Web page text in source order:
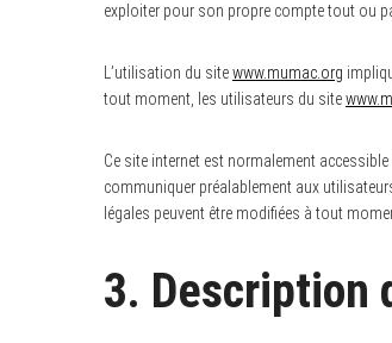
exploiter pour son propre compte tout ou
L’utilisation du sitewww.mumac.org
tout moment, les utilisateurs du site
Ce site internet est normalement
communiquer préalablement aux
légales peuvent être modifiées à tout
3. Description